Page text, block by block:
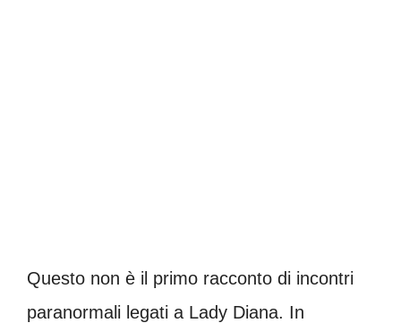
Questo non è il primo racconto di incontri
paranormali legati a Lady Diana. In